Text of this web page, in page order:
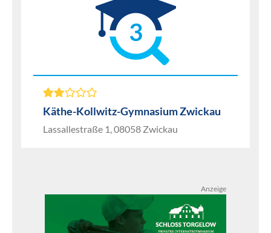
3
Käthe-Kollwitz-Gymnasium Zwickau
Lassallestraße 1, 08058 Zwickau
Anzeige